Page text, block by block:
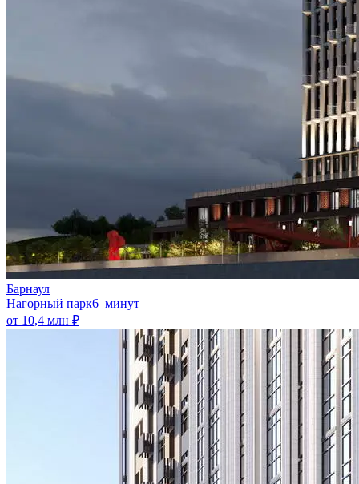
Барнаул
Нагорный парк6 минут
от 10,4 млн ₽